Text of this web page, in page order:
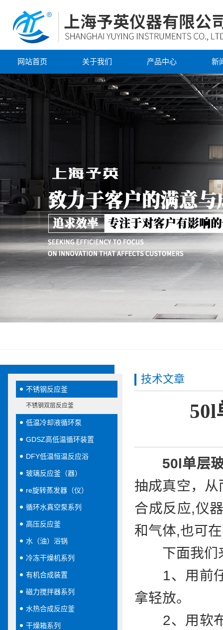
网站首页 关于我们 产品中心 新
不锈钢反应釜
不锈钢双层反应釜
低温冷却液循环泵
GDSZ高低温循环装置
DFY低温恒温反应浴
玻璃反应釜（器）
re旋转蒸发器（仪）
循环水真空泵系列
高压反应釜
水（油）浴锅
冷冻干燥机系列
有机合成装置
磁力搅拌器系列
水热合成反应釜
干燥箱系列
技术文章
50l
50l单层
抽成真空，
合成反应,仪
和气体,也可
下面我们
1、用前仔
拿轻放。
2、用软布(